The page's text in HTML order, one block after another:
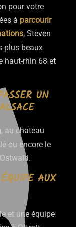
pour votre
à parcourir
, Steven
plus beaux
haut-rhin 68 et
UN
au chateau
ou encore le
AUX
et une équipe